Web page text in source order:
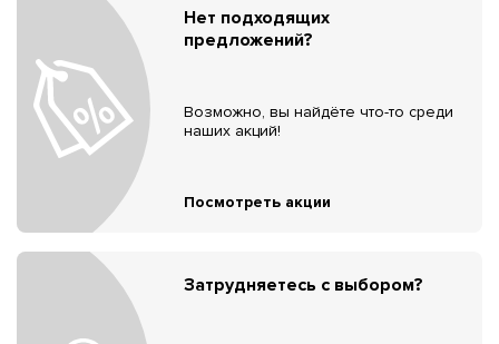
Нет подходящих
предложений?
Возможно, вы найдёте что-то среди
наших акций!
Посмотреть акции
Затрудняетесь с выбором?